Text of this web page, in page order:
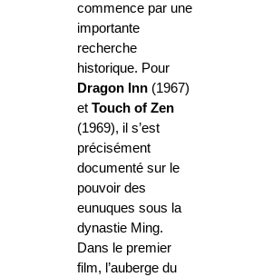
commence par une
importante
recherche
historique. Pour
Dragon Inn (1967)
et Touch of Zen
(1969), il s’est
précisément
documenté sur le
pouvoir des
eunuques sous la
dynastie Ming.
Dans le premier
film, l’auberge du